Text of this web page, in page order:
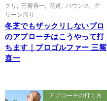
クリ
三觜喜一 花道 バウンス
グ
リーン周り
冬芝でもザックリしないプロ
のアプローチはこうやって打
ちます｜プロゴルファー 三觜
喜一
アプローチの打ち方